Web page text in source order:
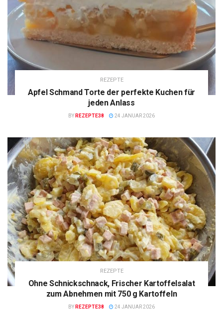
REZEPTE
Apfel Schmand Torte der perfekte Kuchen für
jeden Anlass
BY REZEPTE38 24 JANUAR 2026
REZEPTE
Ohne Schnickschnack, Frischer Kartoffelsalat
zum Abnehmen mit 750 g Kartoffeln
BY REZEPTE38 24 JANUAR 2026